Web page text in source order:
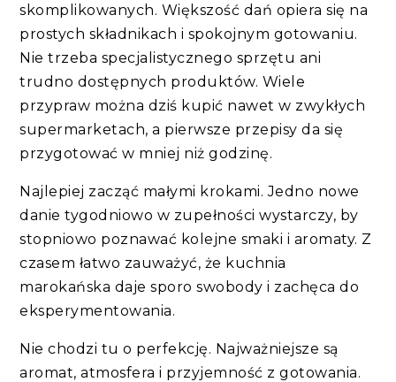
skomplikowanych. Większość dań opiera się na
prostych składnikach i spokojnym gotowaniu.
Nie trzeba specjalistycznego sprzętu ani
trudno dostępnych produktów. Wiele
przypraw można dziś kupić nawet w zwykłych
supermarketach, a pierwsze przepisy da się
przygotować w mniej niż godzinę.
Najlepiej zacząć małymi krokami. Jedno nowe
danie tygodniowo w zupełności wystarczy, by
stopniowo poznawać kolejne smaki i aromaty. Z
czasem łatwo zauważyć, że kuchnia
marokańska daje sporo swobody i zachęca do
eksperymentowania.
Nie chodzi tu o perfekcję. Najważniejsze są
aromat, atmosfera i przyjemność z gotowania.